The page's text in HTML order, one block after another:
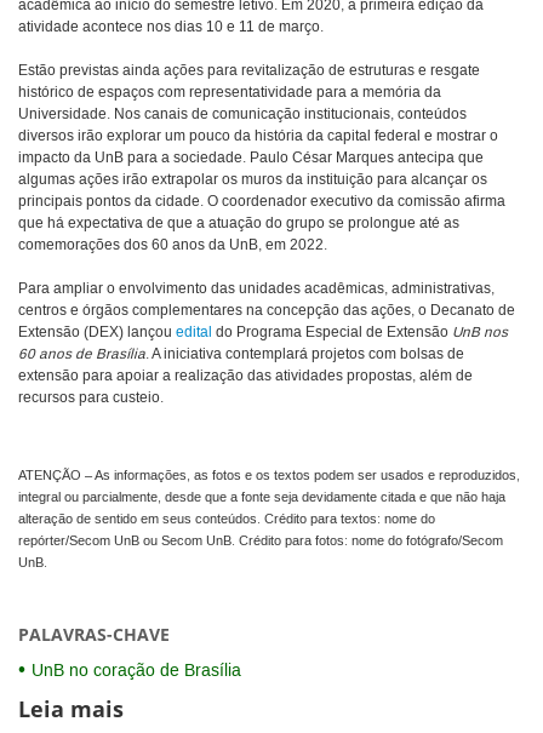
acadêmica ao início do semestre letivo. Em 2020, a primeira edição da
atividade acontece nos dias 10 e 11 de março.
Estão previstas ainda ações para revitalização de estruturas e resgate
histórico de espaços com representatividade para a memória da
Universidade. Nos canais de comunicação institucionais, conteúdos
diversos irão explorar um pouco da história da capital federal e mostrar o
impacto da UnB para a sociedade. Paulo César Marques antecipa que
algumas ações irão extrapolar os muros da instituição para alcançar os
principais pontos da cidade. O coordenador executivo da comissão afirma
que há expectativa de que a atuação do grupo se prolongue até as
comemorações dos 60 anos da UnB, em 2022.
Para ampliar o envolvimento das unidades acadêmicas, administrativas,
centros e órgãos complementares na concepção das ações, o Decanato de
Extensão (DEX) lançou edital do Programa Especial de Extensão UnB nos
60 anos de Brasília. A iniciativa contemplará projetos com bolsas de
extensão para apoiar a realização das atividades propostas, além de
recursos para custeio.
ATENÇÃO – As informações, as fotos e os textos podem ser usados e reproduzidos,
integral ou parcialmente, desde que a fonte seja devidamente citada e que não haja
alteração de sentido em seus conteúdos. Crédito para textos: nome do
repórter/Secom UnB ou Secom UnB. Crédito para fotos: nome do fotógrafo/Secom
UnB.
PALAVRAS-CHAVE
UnB no coração de Brasília
Leia mais